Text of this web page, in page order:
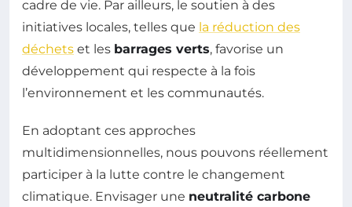
cadre de vie. Par ailleurs, le soutien à des
initiatives locales, telles que la réduction des
déchets et les barrages verts, favorise un
développement qui respecte à la fois
l’environnement et les communautés.
En adoptant ces approches
multidimensionnelles, nous pouvons réellement
participer à la lutte contre le changement
climatique. Envisager une neutralité carbone